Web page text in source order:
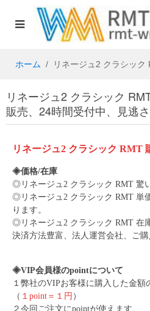
ホーム リネージュ2 クラシック
リネージュ2 クラシック
販売、24時間受付中、見逃
リネージュ2 クラシック RMT
◈価格/在庫
◎ リネージュ2 クラシック RMT 驚
◎ リネージュ2 クラシック RMT 単
ります。
◎ リネージュ2 クラシック RMT 在
決済方法豊富、法人運営会社、ご購
◈VIP会員様のpointについて
１弊社のVIPお客様に購入した金額
（ １point＝１円 ）
２今回ご注文にpointが使えます.